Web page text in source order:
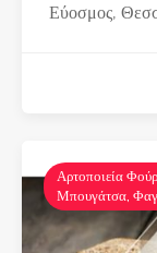
Εύοσμος,
Αρτοποιεία
Μπουγάτσα,